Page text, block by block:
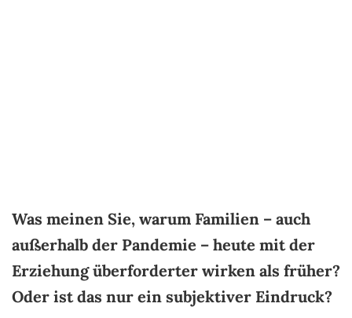
Was meinen Sie, warum Familien – auch
außerhalb der Pandemie – heute mit der
Erziehung überforderter wirken als früher?
Oder ist das nur ein subjektiver Eindruck?